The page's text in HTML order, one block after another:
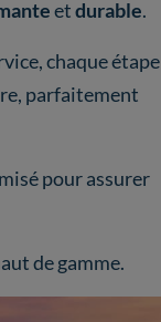
etdurable.
chaque étape
parfaitement
pour assurer
de gamme.